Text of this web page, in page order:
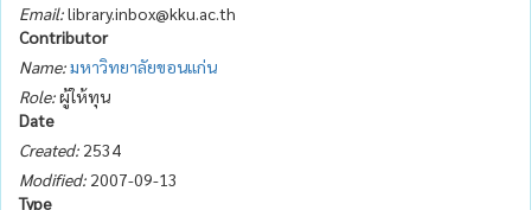
Email:library.inbox@kku.ac.th
Contributor
Name:มหาวิทยาลัยขอนแก่น
Role:ผู้ให้ทุน
Date
Created: 2534
Modified: 2007-09-13
Type